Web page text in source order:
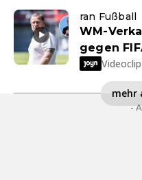
ran Fußball
WM-
gegen
mehr
-